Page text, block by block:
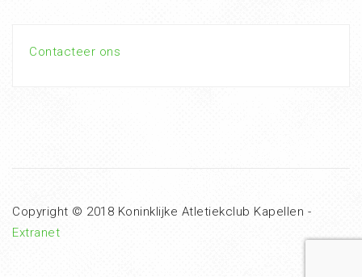
Contacteer ons
Copyright © 2018 Koninklijke Atletiekclub Kapellen -
Extranet